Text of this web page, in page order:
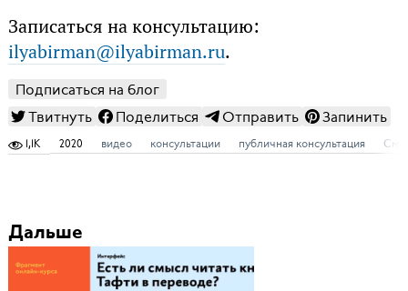
Записаться на консультацию:
ilyabirman@ilyabirman.ru.
Подписаться на блог
Твитнуть
Поделиться Отправить Запинить
1,1K 2020 видео консультации публичная консультация
Дальше